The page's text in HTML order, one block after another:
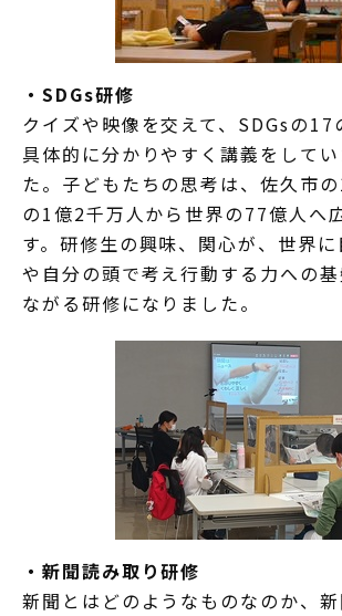
・SDGs研修
クイズや映像を交えて、SDGsの17
具体的に分かりやすく講義をして
た。子どもたちの思考は、佐久市
の1億2千万人から世界の77億人へ
す。研修生の興味、関心が、世界
や自分の頭で考え行動する力への
ながる研修になりました。
・新聞読み取り研修
新聞とはどのようなものなのか、